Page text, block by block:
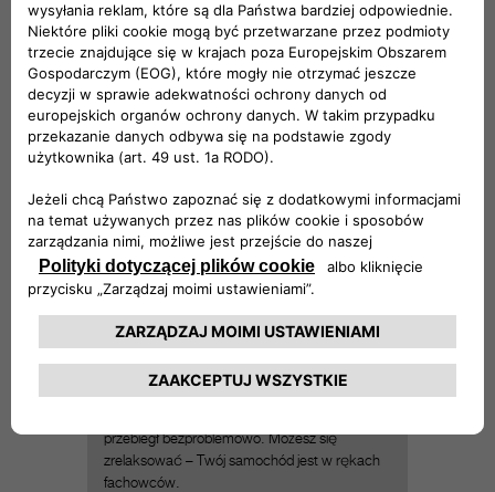
SPOKÓJ DUCHA
Usługa przekazania pojazdu do
badania technicznego
związanego z badaniem technicznym
samochodu. Z wyprzedzeniem
przeprowadzamy niezbędne kontrole,
a następnie zabieramy Twojego Abartha do
przebiegł bezproblemowo. Możesz się
zrelaksować – Twój samochód jest w rękach
fachowców.